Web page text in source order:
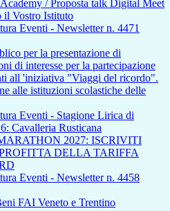
/ Proposta talk Digital Meet
il Vostro Istituto
Eventi - Newsletter n. 4471
per la presentazione di
di interesse per la partecipazione
all 'iniziativa "Viaggi del ricordo".
alle istituzioni scolastiche delle
Eventi - Stagione Lirica di
Cavalleria Rusticana
2027: ISCRIVITI
DELLA TARIFFA
Eventi - Newsletter n. 4458
FAI Veneto e Trentino